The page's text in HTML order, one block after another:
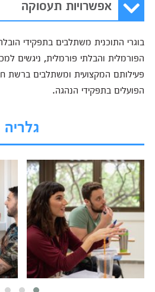
אפשרויות תעסוקה
בוגרי התוכנית משתלבים בתפקידי
הפורמלית והבלתי פורמלית, ניגשים
פעילותם המקצועית ומשתלבים ברשת
הפועלים בתפקידי הנהגה.
גלריה